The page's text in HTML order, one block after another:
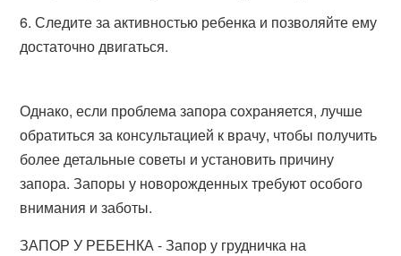
Следите за активностью ребенка и позволяйте ему
достаточно двигаться.
Однако, если проблема запора сохраняется, лучше
обратиться за консультацией к врачу, чтобы получить
более детальные советы и установить причину
запора. Запоры у новорожденных требуют особого
внимания и заботы.
ЗАПОР У РЕБЕНКА - Запор у грудничка на